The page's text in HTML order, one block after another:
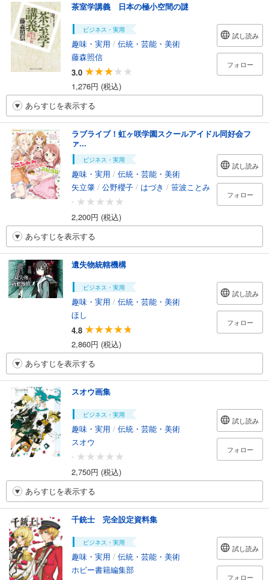
茶室学講義 日本の極小空間の謎
ビジネス・実用
趣味・実用 / 伝統・芸能・美術
藤森照信
3.0
1,276円 (税込)
試し読み
フォロー
あらすじを表示する
ラブライブ！虹ヶ咲学園スクールアイドル同好会フ
ァ...
ビジネス・実用
趣味・実用 / 伝統・芸能・美術
矢立肇 / 公野櫻子 / はづき / 笹波ことみ
-
2,200円 (税込)
試し読み
フォロー
あらすじを表示する
遺失物統轄機構
ビジネス・実用
趣味・実用 / 伝統・芸能・美術
ほし
4.8
2,860円 (税込)
試し読み
フォロー
あらすじを表示する
スオウ画集
ビジネス・実用
趣味・実用 / 伝統・芸能・美術
スオウ
-
2,750円 (税込)
試し読み
フォロー
あらすじを表示する
千銃士 完全設定資料集
ビジネス・実用
趣味・実用 / 伝統・芸能・美術
ホビー書籍編集部
試し読み
フォロー